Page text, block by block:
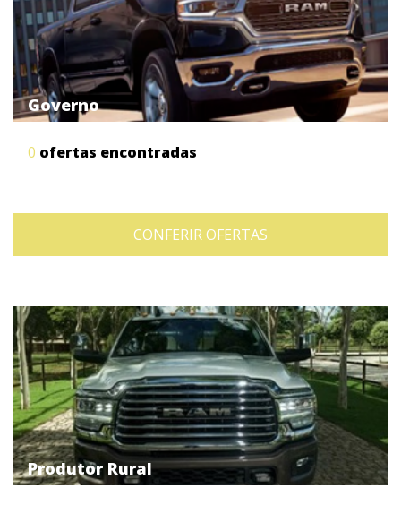
Governo
0 ofertas encontradas
CONFERIR OFERTAS
Produtor Rural